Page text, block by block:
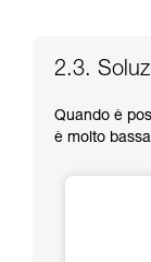
2.3.
Quando è
è molto